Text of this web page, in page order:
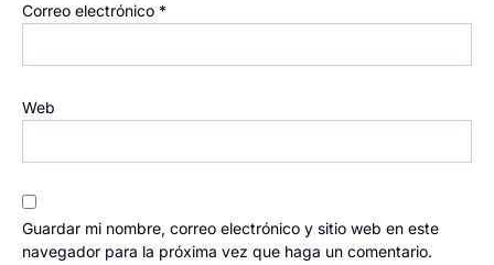
Correo electrónico *
Web
Guardar mi nombre, correo electrónico y sitio web en este
navegador para la próxima vez que haga un comentario.